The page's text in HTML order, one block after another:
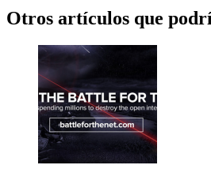
Otros artículos que